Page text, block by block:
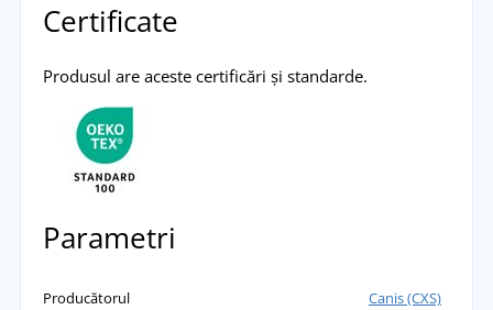
Certificate
Produsul are aceste certificări și standarde.
Parametri
Producătorul
Canis (CXS)